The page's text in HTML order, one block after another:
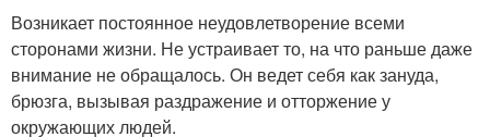
Возникает постоянное неудовлетворение всеми
сторонами жизни. Не устраивает то, на что раньше даже
внимание не обращалось. Он ведет себя как зануда,
брюзга, вызывая раздражение и отторжение у
окружающих людей.